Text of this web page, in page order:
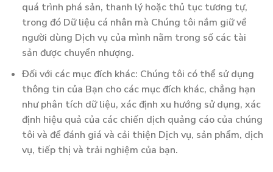
quá trình phá sản, thanh lý hoặc thủ tục tương tự,
trong đó Dữ liệu cá nhân mà Chúng tôi nắm giữ về
người dùng Dịch vụ của mình nằm trong số các tài
sản được chuyển nhượng.
Đối với các mục đích khác: Chúng tôi có thể sử dụng
thông tin của Bạn cho các mục đích khác, chẳng hạn
như phân tích dữ liệu, xác định xu hướng sử dụng, xác
định hiệu quả của các chiến dịch quảng cáo của chúng
tôi và để đánh giá và cải thiện Dịch vụ, sản phẩm, dịch
vụ, tiếp thị và trải nghiệm của bạn.